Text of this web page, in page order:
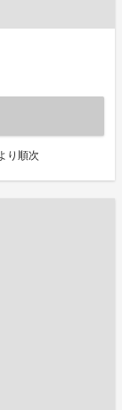
り順次